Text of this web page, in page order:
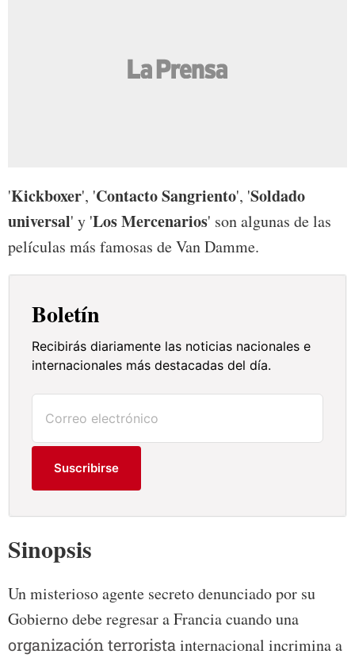
'Kickboxer', 'Contacto Sangriento', 'Soldado
universal' y 'Los Mercenarios' son algunas de las
películas más famosas de Van Damme.
Boletín
Recibirás diariamente las noticias nacionales e
internacionales más destacadas del día.
Suscribirse
Sinopsis
Un misterioso agente secreto denunciado por su
Gobierno debe regresar a Francia cuando una
organización terrorista internacional incrimina a